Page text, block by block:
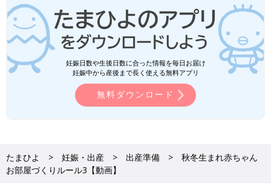
妊娠日数や生後日数に合った情報を毎日お届け
妊娠中から産後まで長く使える無料アプリ
無料ダウンロード
たまひよ 妊娠・出産 出産準備
秋冬生まれ赤ちゃん
お部屋づくりルール3【動画】